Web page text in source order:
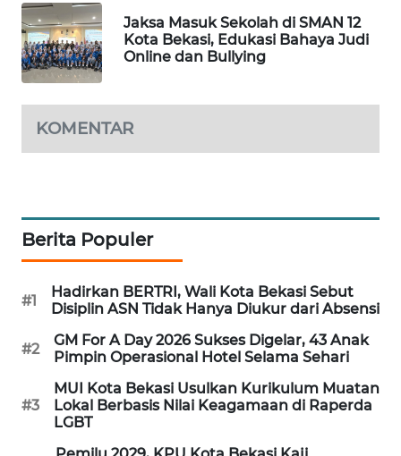
Jaksa Masuk Sekolah di SMAN 12
Kota Bekasi, Edukasi Bahaya Judi
Online dan Bullying
KOMENTAR
Berita Populer
#1
Hadirkan BERTRI, Wali Kota Bekasi Sebut
Disiplin ASN Tidak Hanya Diukur dari Absensi
#2
GM For A Day 2026 Sukses Digelar, 43 Anak
Pimpin Operasional Hotel Selama Sehari
#3
MUI Kota Bekasi Usulkan Kurikulum Muatan
Lokal Berbasis Nilai Keagamaan di Raperda
LGBT
SITUNGIR
NEWS
SIDIKALANG
NEWS
METRO
METRO
MEDAN
NEWS
METRO
JAKARTA